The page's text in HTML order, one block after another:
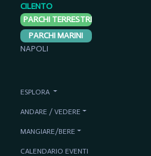
CILENTO
PARCHI TERRESTRI
PARCHI MARINI
NAPOLI
ESPLORA
ANDARE / VEDERE
MANGIARE/BERE
CALENDARIO EVENTI